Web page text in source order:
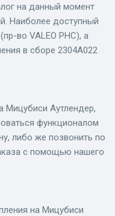
на данный момент
Наиболее доступный
во VALEO PHC), а
в сборе 2304A022
Мицубиси Аутлендер,
функционалом
либо же позвонить по
с помощью нашего
на Мицубиси